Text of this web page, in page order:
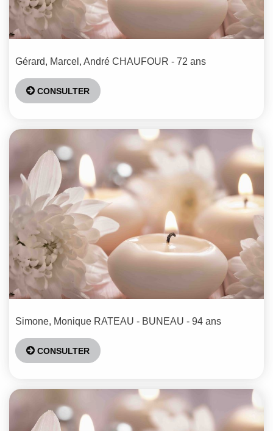
Gérard, Marcel, André CHAUFOUR - 72 ans
CONSULTER
Simone, Monique RATEAU - BUNEAU - 94 ans
CONSULTER